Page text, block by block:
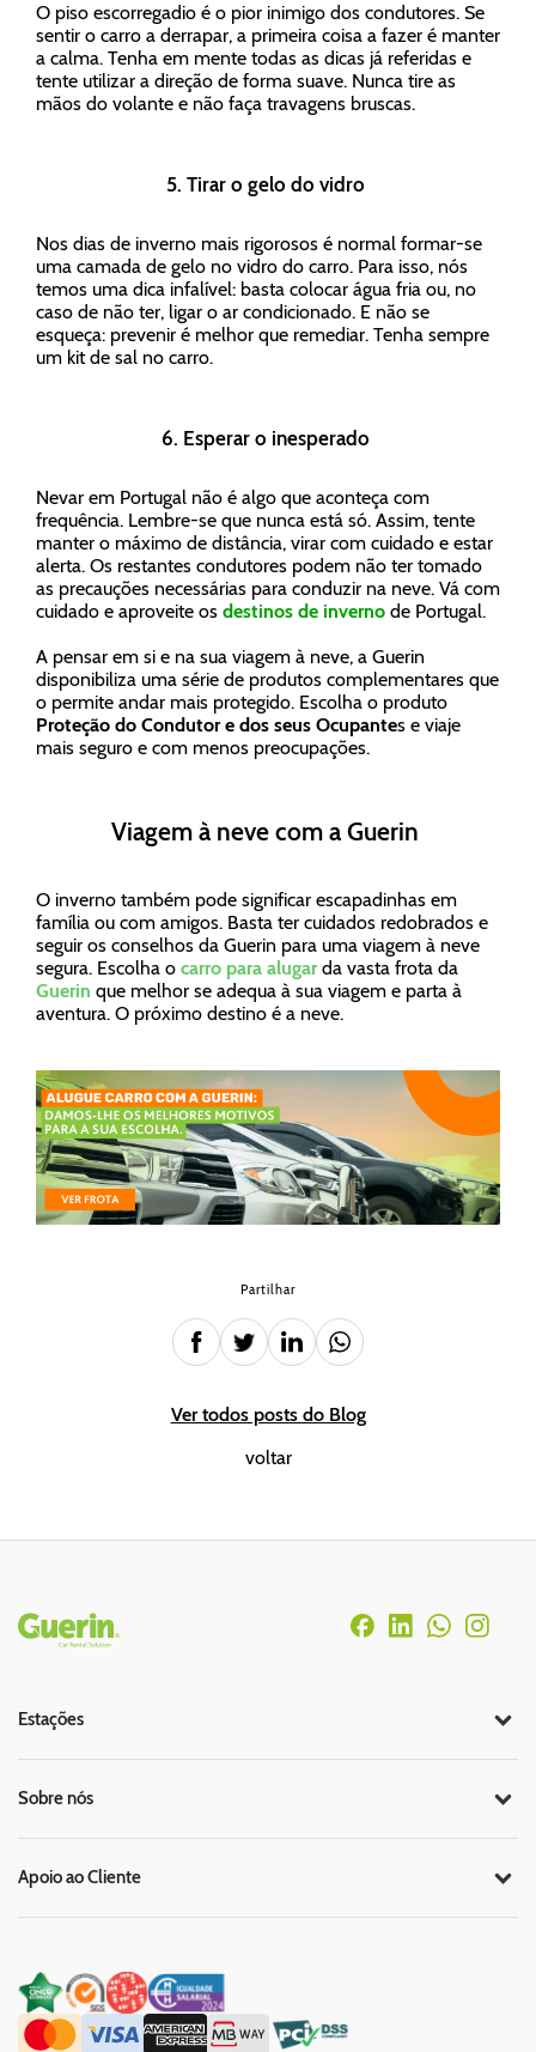
O piso escorregadio é o pior inimigo dos condutores. Se
sentir o carro a derrapar, a primeira coisa a fazer é manter
a calma. Tenha em mente todas as dicas já referidas e
tente utilizar a direção de forma suave. Nunca tire as
mãos do volante e não faça travagens bruscas.
5. Tirar o gelo do vidro
Nos dias de inverno mais rigorosos é normal formar-se
uma camada de gelo no vidro do carro. Para isso, nós
temos uma dica infalível: basta colocar água fria ou, no
caso de não ter, ligar o ar condicionado. E não se
esqueça: prevenir é melhor que remediar. Tenha sempre
um kit de sal no carro.
6. Esperar o inesperado
Nevar em Portugal não é algo que aconteça com
frequência. Lembre-se que nunca está só. Assim, tente
manter o máximo de distância, virar com cuidado e estar
alerta. Os restantes condutores podem não ter tomado
as precauções necessárias para conduzir na neve. Vá com
cuidado e aproveite os destinos de inverno de Portugal.
A pensar em si e na sua viagem à neve, a Guerin
disponibiliza uma série de produtos complementares que
o permite andar mais protegido. Escolha o produto
Proteção do Condutor e dos seus Ocupantes e viaje
mais seguro e com menos preocupações.
Viagem à neve com a Guerin
O inverno também pode significar escapadinhas em
família ou com amigos. Basta ter cuidados redobrados e
seguir os conselhos da Guerin para uma viagem à neve
segura. Escolha o carro para alugarda vasta frota da
Guerin que melhor se adequa à sua viagem e parta à
aventura. O próximo destino é a neve.
Partilhar
Ver todos posts do Blog
voltar
Rodapé
Estações
Sobre nós
Apoio ao Cliente